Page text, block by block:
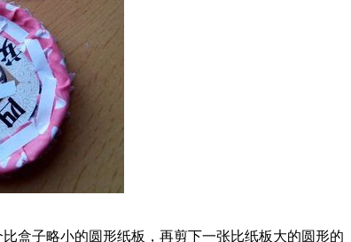
盒子略小的圆形纸板，再剪下一张比纸板大的圆形的